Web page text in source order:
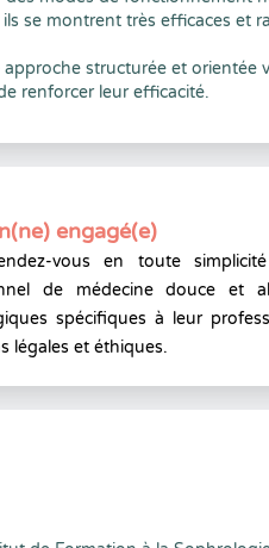
se montrent très efficaces et
structurée et orientée
renforcer leur efficacité.
engagé(e)
vous en toute
de médecine douce et
spécifiques à leur
légales et éthiques.